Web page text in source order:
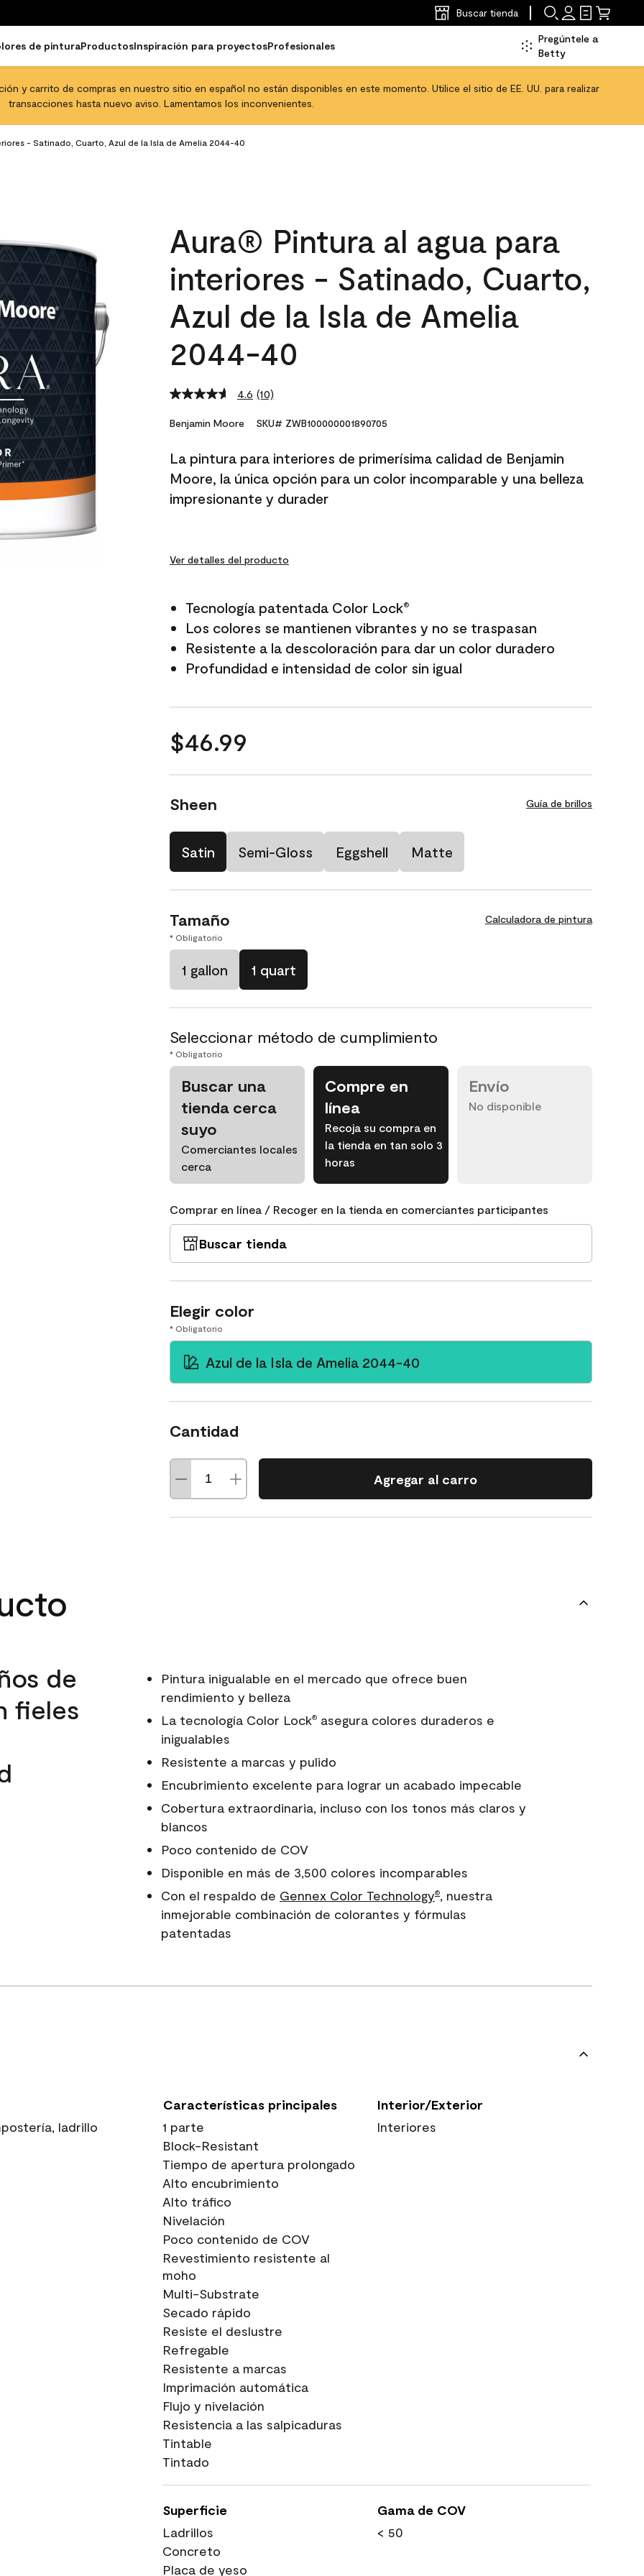
Buscar tienda
de pinturaProductosInspiración para proyectosProfesionales
Pregúntele a
Betty
y carrito de compras en nuestro sitio en español no están disponibles en este momento. Utilice el sitio de EE. UU. para realizar
transacciones hasta nuevo aviso. Lamentamos los inconvenientes.
- Satinado, Cuarto, Azul de la Isla de Amelia 2044-40
Aura® Pintura al agua para
interiores - Satinado, Cuarto,
Azul de la Isla de Amelia
2044-40
4.6 Read
Reviews.
link.
(10)
Benjamin Moore SKU# ZWB100000001890705
La pintura para interiores de primerísima calidad de Benjamin
Moore, la única opción para un color incomparable y una belleza
impresionante y durader
Ver detalles del producto
Tecnología patentada Color Lock®
Los colores se mantienen vibrantes y no se traspasan
Resistente a la descoloración para dar un color duradero
Profundidad e intensidad de color sin igual
$46.99
Sheen Guía de brillos
Satin Semi-Gloss Eggshell Matte
Tamaño Calculadora de pintura
* Obligatorio
1 gallon 1 quart
Seleccionar método de cumplimiento
* Obligatorio
Buscar una
tienda cerca
suyo
Comerciantes locales
cerca
Compre en
línea
Recoja su compra en
la tienda en tan solo 3
horas
Envío
No disponible
Comprar en línea / Recoger en la tienda en comerciantes participantes
Buscar tienda
Elegir color
* Obligatorio
Azul de la Isla de Amelia 2044-40
Cantidad
Agregar al carro
de
fieles
Pintura inigualable en el mercado que ofrece buen
rendimiento y belleza
La tecnología Color Lock®asegura colores duraderos e
inigualables
Resistente a marcas y pulido
Encubrimiento excelente para lograr un acabado impecable
Cobertura extraordinaria, incluso con los tonos más claros y
blancos
Poco contenido de COV
Disponible en más de 3,500 colores incomparables
Con el respaldo de Gennex Color Technology®, nuestra
inmejorable combinación de colorantes y fórmulas
patentadas
ladrillo
Características principales
1 parte
Block-Resistant
Tiempo de apertura prolongado
Alto encubrimiento
Alto tráfico
Nivelación
Poco contenido de COV
Revestimiento resistente al
moho
Multi-Substrate
Secado rápido
Resiste el deslustre
Refregable
Resistente a marcas
Imprimación automática
Flujo y nivelación
Resistencia a las salpicaduras
Tintable
Tintado
Interior/Exterior
Interiores
Superficie
Ladrillos
Concreto
Placa de yeso
Gama de COV
< 50